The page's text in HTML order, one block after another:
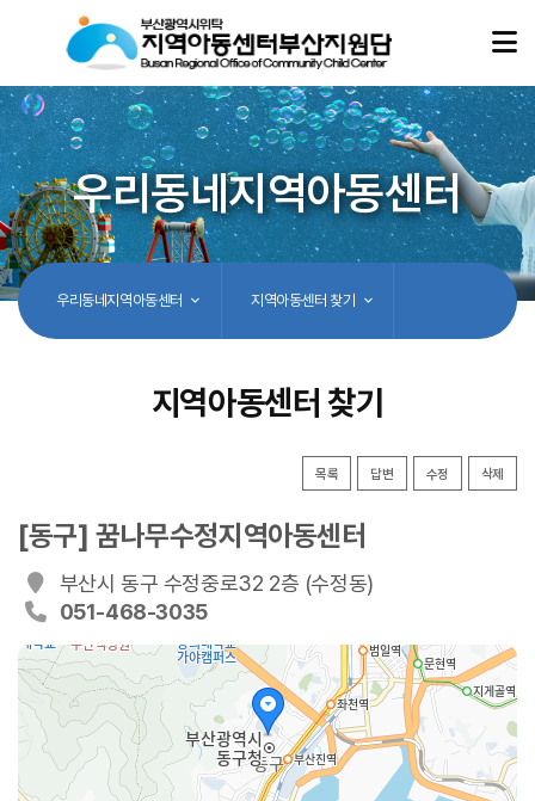
우리동네지역아동센터
우리동네지역아동센터 지역아동센터 찾기
지역아동센터 찾기
목록 답변 수정 삭제
[동구] 꿈나무수정지역아동센터
부산시 동구 수정중로32 2층 (수정동)
051-468-3035